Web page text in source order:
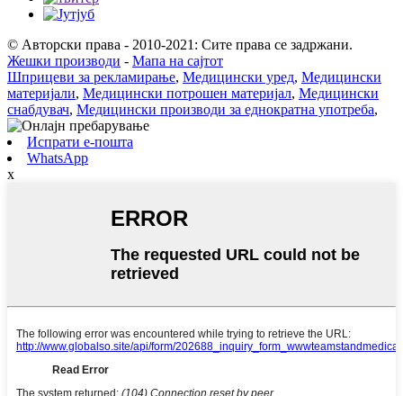
© Авторски права - 2010-2021: Сите права се задржани.
Жешки производи - Мапа на сајтот
Шприцеви за рекламирање, Медицински уред, Медицински
материјали, Медицински потрошен материјал, Медицински
снабдувач, Медицински производи за еднократна употреба,
Испрати е-пошта
WhatsApp
x